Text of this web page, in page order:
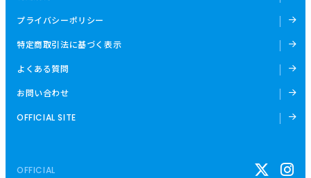
プライバシーポリシー
特定商取引法に基づく表示
よくある質問
お問い合わせ
OFFICIAL SITE
OFFICIAL